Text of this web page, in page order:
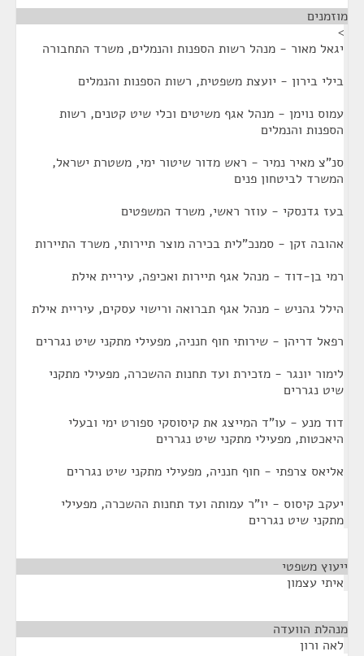
מוזמנים
>
יגאל מאור - מנהל רשות הספנות והנמלים, משרד התחבורה
בילי בירון - יועצת משפטית, רשות הספנות והנמלים
עמוס נוימן - מנהל אגף משיטים וכלי שיט קטנים, רשות
הספנות והנמלים
סנ"צ מאיר נמיר - ראש מדור שיטור ימי, משטרת ישראל,
המשרד לביטחון פנים
בעז גדנסקי - עוזר ראשי, משרד המשפטים
אהובה זקן - סמנכ"לית בכירה מוצר תיירותי, משרד התיירות
רמי בן-דוד - מנהל אגף תיירות ואכיפה, עיריית אילת
הילל גהניש - מנהל אגף תברואה ורישוי עסקים, עיריית אילת
רפאל דריהן - שירותי חוף חנניה, מפעילי מתקני שיט נגררים
לימור יונגר - מזכירת ועד תחנות ההשכרה, מפעילי מתקני
שיט נגררים
דוד מנע - עו"ד המייצג את קיסוסקי ספורט ימי ובעלי
היאכטות, מפעילי מתקני שיט נגררים
אליאס צרפתי - חוף חנניה, מפעילי מתקני שיט נגררים
יעקב קיסוס - יו"ר עמותה ועד תחנות ההשכרה, מפעילי
מתקני שיט נגררים
ייעוץ משפטי
איתי עצמון
מנהלת הוועדה
לאה ורון